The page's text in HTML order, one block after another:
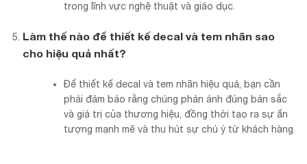
trong lĩnh vực nghệ thuật và giáo dục.
Làm thế nào để thiết kế decal và tem nhãn sao
cho hiệu quả nhất?
Để thiết kế decal và tem nhãn hiệu quả, bạn cần
phải đảm bảo rằng chúng phản ánh đúng bản sắc
và giá trị của thương hiệu, đồng thời tạo ra sự ấn
tượng mạnh mẽ và thu hút sự chú ý từ khách hàng.